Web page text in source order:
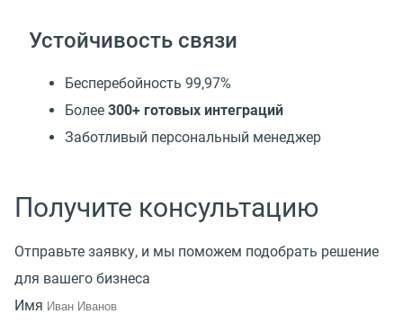
Устойчивость связи
Бесперебойность 99,97%
Более 300+ готовых интеграций
Заботливый персональный менеджер
Получите консультацию
Отправьте заявку, и мы поможем подобрать решение
для вашего бизнеса
Имя